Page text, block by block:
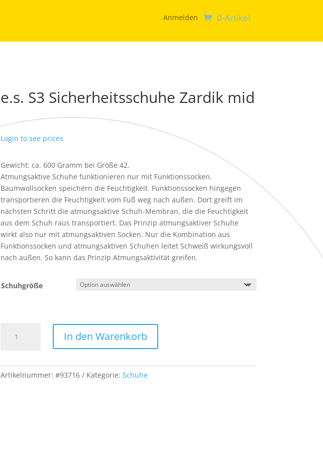
Anmelden 0-Artikel
e.s. S3 Sicherheitsschuhe Zardik mid
Login to see prices
Gewicht: ca. 600 Gramm bei Größe 42.
Atmungsaktive Schuhe funktionieren nur mit Funktionssocken.
Baumwollsocken speichern die Feuchtigkeit. Funktionssocken hingegen
transportieren die Feuchtigkeit vom Fuß weg nach außen. Dort greift im
nächsten Schritt die atmungsaktive Schuh-Membran, die die Feuchtigkeit
aus dem Schuh raus transportiert. Das Prinzip atmungsaktiver Schuhe
wirkt also nur mit atmungsaktiven Socken. Nur die Kombination aus
Funktionssocken und atmungsaktiven Schuhen leitet Schweiß wirkungsvoll
nach außen. So kann das Prinzip Atmungsaktivität greifen.
Schuhgröße
Sicherheitsschuhe
mid
In den Warenkorb
Artikelnummer: #93716 Kategorie: Schuhe